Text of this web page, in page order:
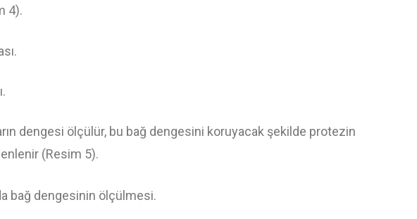
4).
dengesi ölçülür, bu bağ dengesini koruyacak şekilde protezin
(Resim 5).